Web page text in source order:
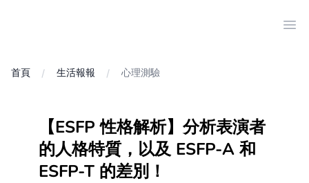
首頁 生活報報 心理測驗
【ESFP 性格解析】分析表演者
的人格特質，以及 ESFP-A 和
ESFP-T 的差別！